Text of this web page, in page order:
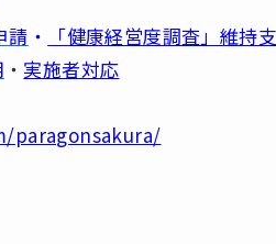
請 ・
「健康経営度調査」維持
・ 実施者対応
paragonsakura/